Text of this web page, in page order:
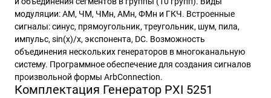
модуляции: АМ, ЧМ, ЧМн, АМн, ФМн и ГКЧ. Встроенные
сигналы: синус, прямоугольник, треугольник, шум, пила,
импульс, sin(x)/x, экспонента, DC. Возможность
объединения нескольких генераторов в многоканальную
систему. Программное обеспечение для создания сигналов
произвольной формы ArbConnection.
Комплектация Генератор PXI 5251